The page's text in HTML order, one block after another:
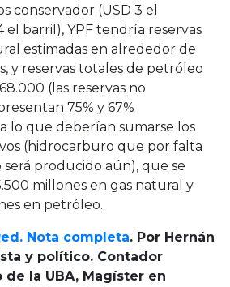
conservador (USD 3 el
el barril), YPF tendría reservas
estimadas en alrededor de
y reservas totales de petróleo
(las reservas no
75% y 67%
lo que deberían sumarse los
(hidrocarburo que por falta
será producido aún), que se
millones en gas natural y
en petróleo.
Nota completa. Por Hernán
y político. Contador
la UBA, Magíster en